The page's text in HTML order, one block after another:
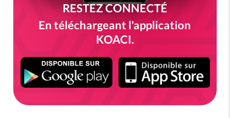
RESTEZ CONNECTÉ
En téléchargeant l'application
KOACI.